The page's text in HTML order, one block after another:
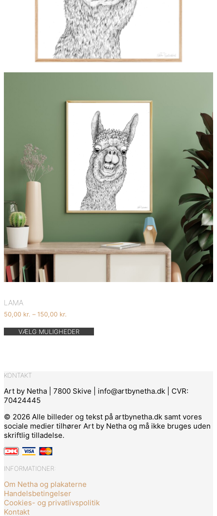
LAMA
50,00 kr. – 150,00 kr.
til
150,00 kr.
VÆLG MULIGHEDER
vare
vælges
KONTAKT
Art by Netha | 7800 Skive | info@artbynetha.dk | CVR:
70424445
© 2026 Alle billeder og tekst på artbynetha.dk samt vores
sociale medier tilhører Art by Netha og må ikke bruges uden
skriftlig tilladelse.
INFORMATIONER:
Om Netha og plakaterne
Handelsbetingelser
Cookies- og privatlivspolitik
Kontakt